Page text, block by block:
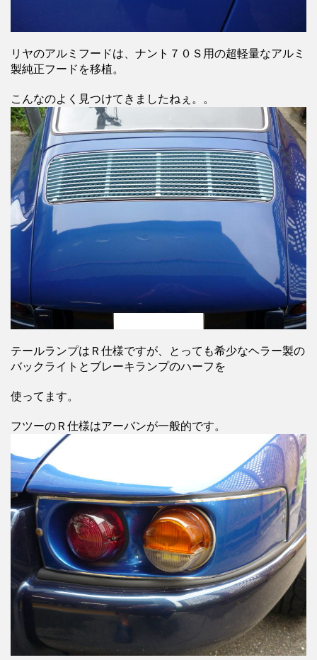
リヤのアルミフードは、ナント７０Ｓ用の超軽量なアルミ
製純正フードを移植。
こんなのよく見つけてきましたねぇ。。
テールランプはＲ仕様ですが、とっても希少なヘラー製の
バックライトとブレーキランプのハーフを
使ってます。
フツーのＲ仕様はアーバンが一般的です。